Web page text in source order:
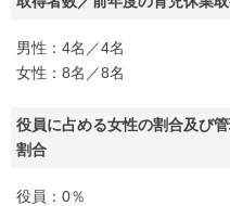
男性：4名／4名
女性：8名／8名
役員に占める女性の割合及び
割合
役員：0％